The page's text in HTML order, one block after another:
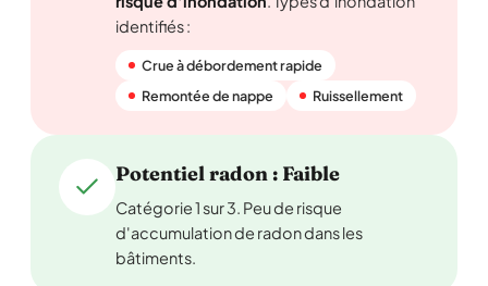
identifiés :
Crue à débordement rapide
Remontée de nappe
Ruissellement
Potentiel radon : Faible
Catégorie 1 sur 3. Peu de risque
d'accumulation de radon dans les
bâtiments.